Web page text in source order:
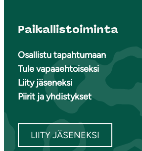
Paikallistoiminta
Osallistu tapahtumaan
Tule vapaaehtoiseksi
Liity jäseneksi
Piirit ja yhdistykset
LIITY JÄSENEKSI